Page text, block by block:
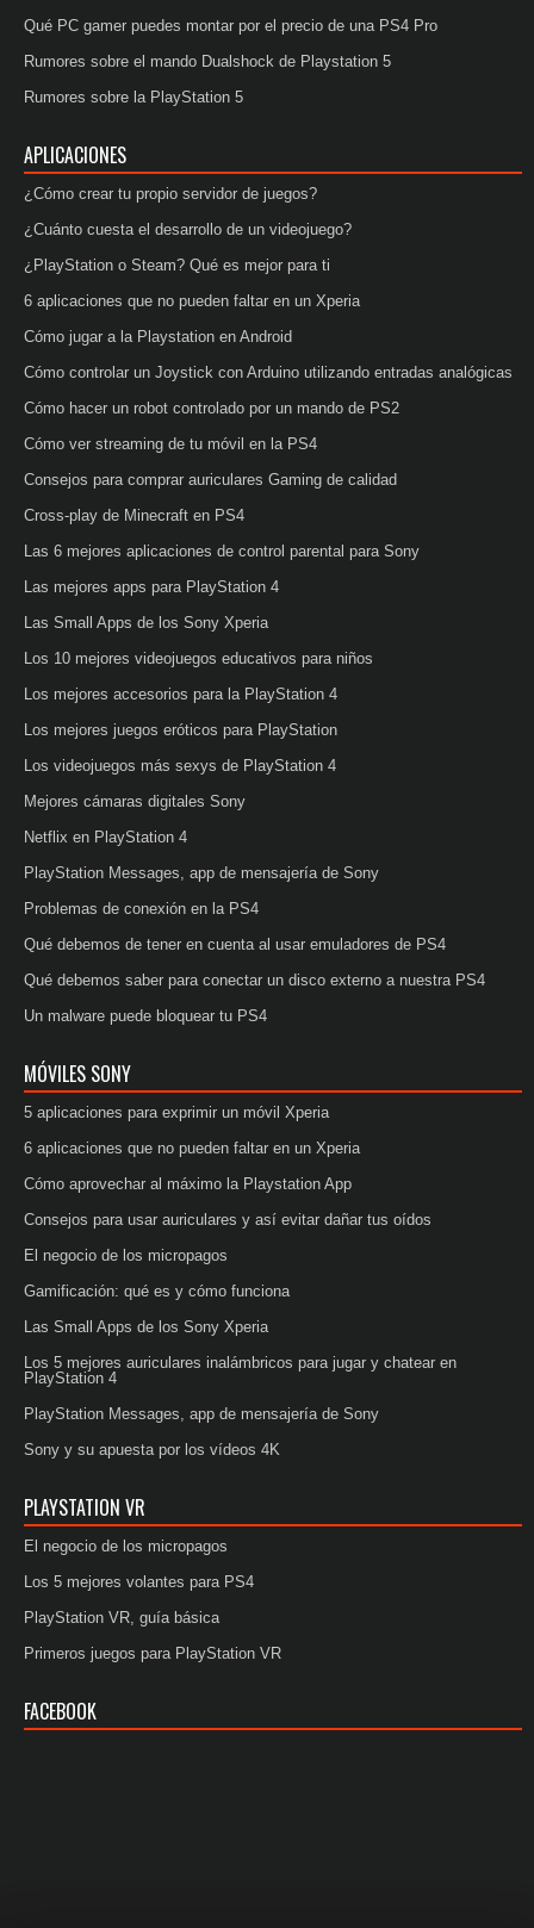
Qué PC gamer puedes montar por el precio de una PS4 Pro
Rumores sobre el mando Dualshock de Playstation 5
Rumores sobre la PlayStation 5
APLICACIONES
¿Cómo crear tu propio servidor de juegos?
¿Cuánto cuesta el desarrollo de un videojuego?
¿PlayStation o Steam? Qué es mejor para ti
6 aplicaciones que no pueden faltar en un Xperia
Cómo jugar a la Playstation en Android
Cómo controlar un Joystick con Arduino utilizando entradas analógicas
Cómo hacer un robot controlado por un mando de PS2
Cómo ver streaming de tu móvil en la PS4
Consejos para comprar auriculares Gaming de calidad
Cross-play de Minecraft en PS4
Las 6 mejores aplicaciones de control parental para Sony
Las mejores apps para PlayStation 4
Las Small Apps de los Sony Xperia
Los 10 mejores videojuegos educativos para niños
Los mejores accesorios para la PlayStation 4
Los mejores juegos eróticos para PlayStation
Los videojuegos más sexys de PlayStation 4
Mejores cámaras digitales Sony
Netflix en PlayStation 4
PlayStation Messages, app de mensajería de Sony
Problemas de conexión en la PS4
Qué debemos de tener en cuenta al usar emuladores de PS4
Qué debemos saber para conectar un disco externo a nuestra PS4
Un malware puede bloquear tu PS4
MÓVILES SONY
5 aplicaciones para exprimir un móvil Xperia
6 aplicaciones que no pueden faltar en un Xperia
Cómo aprovechar al máximo la Playstation App
Consejos para usar auriculares y así evitar dañar tus oídos
El negocio de los micropagos
Gamificación: qué es y cómo funciona
Las Small Apps de los Sony Xperia
Los 5 mejores auriculares inalámbricos para jugar y chatear en
PlayStation 4
PlayStation Messages, app de mensajería de Sony
Sony y su apuesta por los vídeos 4K
PLAYSTATION VR
El negocio de los micropagos
Los 5 mejores volantes para PS4
PlayStation VR, guía básica
Primeros juegos para PlayStation VR
FACEBOOK